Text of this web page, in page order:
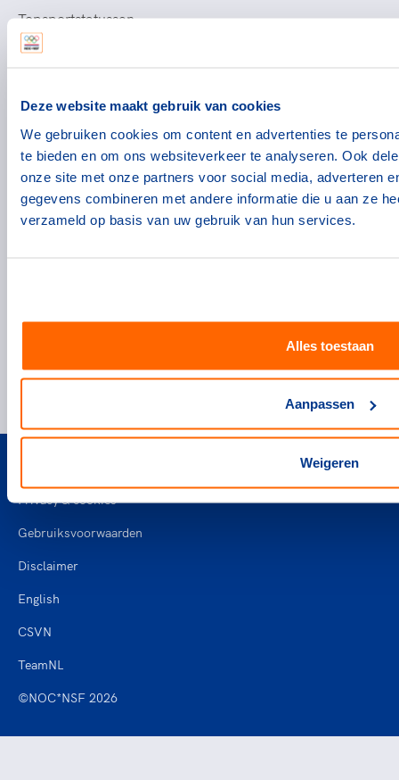
Deze website maakt gebruik van cookies
We gebruiken cookies om content en advertenties te
te bieden en om ons websiteverkeer te analyseren. Ook
onze site met onze partners voor social media, adverteren
gegevens combineren met andere informatie die u aan ze
verzameld op basis van uw gebruik van hun services.
Alles toestaan
Aanpassen
Weigeren
Topsportstatussen
Voorzieningen voor topsporters
Atletencommissie
Voor bonden
Thema's
Agenda
Volg NOC*NSF
©NOC*NSF 2026
Privacy & cookies
Gebruiksvoorwaarden
Disclaimer
English
CSVN
TeamNL